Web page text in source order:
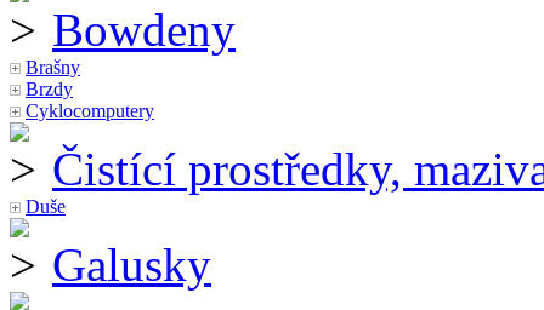
Bowdeny
Brašny
Brzdy
Cyklocomputery
Čistící prostředky,
Duše
Galusky